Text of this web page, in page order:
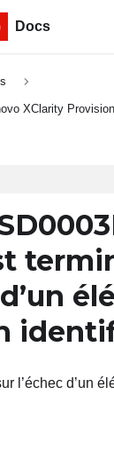
Docs
XClarity
l’échec d’un